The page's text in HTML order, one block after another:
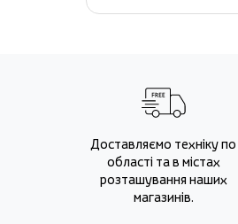
Доставляємо техніку по
області та в містах
розташування наших
магазинів.